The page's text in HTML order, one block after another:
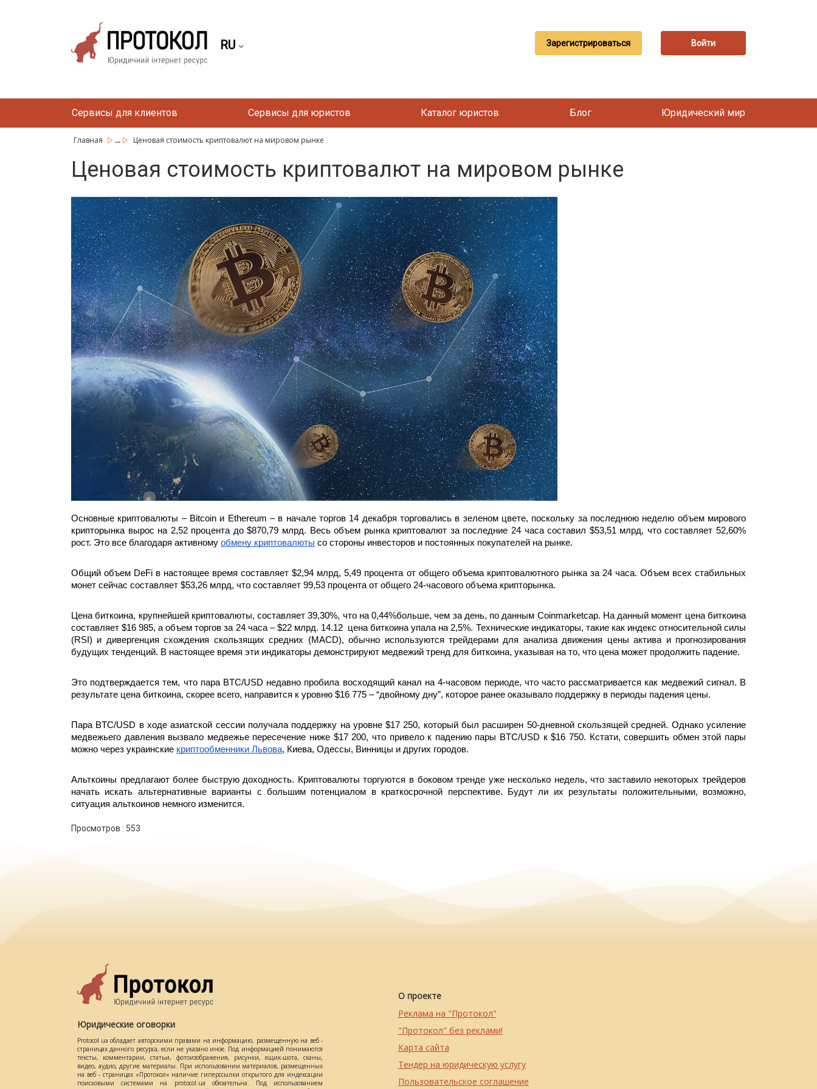
RU Зарегистрироваться Войти
Сервисы для клиентов Сервисы для юристов Каталог юристов Блог Юридический мир
Главная ... Ценовая стоимость криптовалют на мировом рынке
Ценовая стоимость криптовалют на мировом рынке
Основные криптовалюты – Bitcoin и Ethereum – в начале торгов 14 декабря торговались в зеленом цвете, поскольку за последнюю неделю объем мирового
крипторынка вырос на 2,52 процента до $870,79 млрд. Весь объем рынка криптовалют за последние 24 часа составил $53,51 млрд, что составляет 52,60%
рост. Это все благодаря активному обмену криптовалюты со стороны инвесторов и постоянных покупателей на рынке.
Общий объем DeFi в настоящее время составляет $2,94 млрд, 5,49 процента от общего объема криптовалютного рынка за 24 часа. Объем всех стабильных
монет сейчас составляет $53,26 млрд, что составляет 99,53 процента от общего 24-часового объема крипторынка.
Цена биткоина, крупнейшей криптовалюты, составляет 39,30%, что на 0,44%больше, чем за день, по данным Coinmarketcap. На данный момент цена биткоина
составляет $16 985, а объем торгов за 24 часа – $22 млрд. 14.12  цена биткоина упала на 2,5%. Технические индикаторы, такие как индекс относительной силы
(RSI) и дивергенция схождения скользящих средних (MACD), обычно используются трейдерами для анализа движения цены актива и прогнозирования
будущих тенденций. В настоящее время эти индикаторы демонстрируют медвежий тренд для биткоина, указывая на то, что цена может продолжить падение.
Это подтверждается тем, что пара BTC/USD недавно пробила восходящий канал на 4-часовом периоде, что часто рассматривается как медвежий сигнал. В
результате цена биткоина, скорее всего, направится к уровню $16 775 – “двойному дну”, которое ранее оказывало поддержку в периоды падения цены.
Пара BTC/USD в ходе азиатской сессии получала поддержку на уровне $17 250, который был расширен 50-дневной скользящей средней. Однако усиление
медвежьего давления вызвало медвежье пересечение ниже $17 200, что привело к падению пары BTC/USD к $16 750. Кстати, совершить обмен этой пары
можно через украинские криптообменники Львова, Киева, Одессы, Винницы и других городов.
Альткоины предлагают более быструю доходность. Криптовалюты торгуются в боковом тренде уже несколько недель, что заставило некоторых трейдеров
начать искать альтернативные варианты с большим потенциалом в краткосрочной перспективе. Будут ли их результаты положительными, возможно,
ситуация альткоинов немного изменится.
Просмотров : 553
Юридические оговорки
Protocol.ua обладает авторскими правами на информацию, размещенную на веб -
страницах данного ресурса, если не указано иное. Под информацией понимаются
тексты, комментарии, статьи, фотоизображения, рисунки, ящик-шота, сканы,
видео, аудио, другие материалы. При использовании материалов, размещенных
на веб - страницах «Протокол» наличие гиперссылки открытого для индексации
поисковыми системами на protocol.ua обязательна. Под использованием
О проекте
Реклама на "Протокол"
"Протокол" без реклами!
Карта сайта
Тендер на юридическую услугу
Пользовательское соглашение